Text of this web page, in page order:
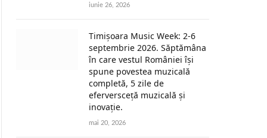
iunie 26, 2026
Timișoara Music Week: 2-6
septembrie 2026. Săptămâna
în care vestul României își
spune povestea muzicală
completă, 5 zile de
eferversceță muzicală și
inovație.
mai 20, 2026